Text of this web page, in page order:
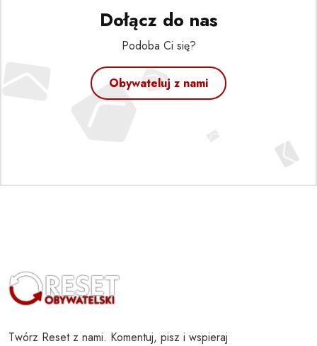
Dołącz do nas
Podoba Ci się?
Obywateluj z nami
Twórz Reset z nami. Komentuj, pisz i wspieraj